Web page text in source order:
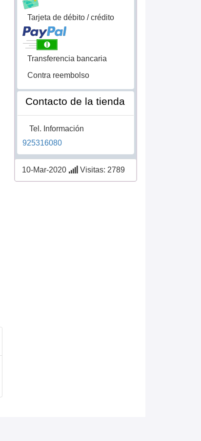
Tarjeta de débito / crédito
Transferencia bancaria
Contra reembolso
Contacto de la tienda
Tel. Información
925316080
10-Mar-2020 Visitas: 2789